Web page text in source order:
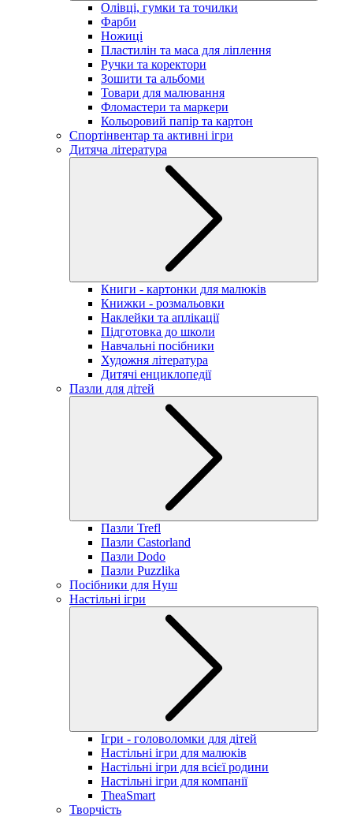
Олівці, гумки та точилки
Фарби
Ножиці
Пластилін та маса для ліплення
Ручки та коректори
Зошити та альбоми
Товари для малювання
Фломастери та маркери
Кольоровий папір та картон
Спортінвентар та активні ігри
Дитяча література
Книги - картонки для малюків
Книжки - розмальовки
Наклейки та аплікації
Підготовка до школи
Навчальні посібники
Художня література
Дитячі енциклопедії
Пазли для дітей
Пазли Trefl
Пазли Castorland
Пазли Dodo
Пазли Puzzlika
Посібники для Нуш
Настільні ігри
Ігри - головоломки для дітей
Настільні ігри для малюків
Настільні ігри для всієї родини
Настільні ігри для компанії
TheaSmart
Творчість